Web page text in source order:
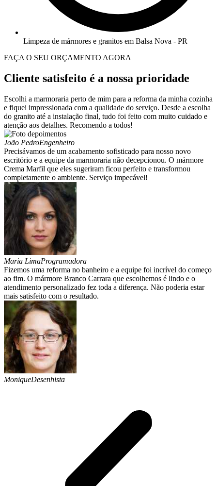
Limpeza de mármores e granitos em Balsa Nova - PR
FAÇA O SEU ORÇAMENTO AGORA
Cliente satisfeito é a nossa prioridade
Escolhi a marmoraria perto de mim para a reforma da minha cozinha
e fiquei impressionada com a qualidade do serviço. Desde a escolha
do granito até a instalação final, tudo foi feito com muito cuidado e
atenção aos detalhes. Recomendo a todos!
João PedroEngenheiro
Precisávamos de um acabamento sofisticado para nosso novo
escritório e a equipe da marmoraria não decepcionou. O mármore
Crema Marfil que eles sugeriram ficou perfeito e transformou
completamente o ambiente. Serviço impecável!
Maria LimaProgramadora
Fizemos uma reforma no banheiro e a equipe foi incrível do começo
ao fim. O mármore Branco Carrara que escolhemos é lindo e o
atendimento personalizado fez toda a diferença. Não poderia estar
mais satisfeito com o resultado.
MoniqueDesenhista